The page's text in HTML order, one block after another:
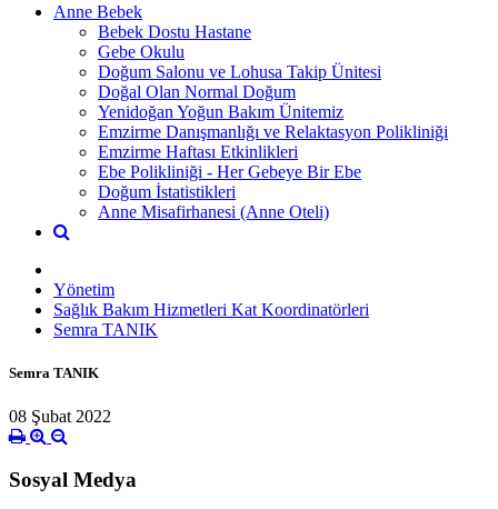
Anne Bebek
Bebek Dostu Hastane
Gebe Okulu
Doğum Salonu ve Lohusa Takip Ünitesi
Doğal Olan Normal Doğum
Yenidoğan Yoğun Bakım Ünitemiz
Emzirme Danışmanlığı ve Relaktasyon Polikliniği
Emzirme Haftası Etkinlikleri
Ebe Polikliniği - Her Gebeye Bir Ebe
Doğum İstatistikleri
Anne Misafirhanesi (Anne Oteli)
Yönetim
Sağlık Bakım Hizmetleri Kat Koordinatörleri
Semra TANIK
Semra TANIK
08 Şubat 2022
Sosyal Medya